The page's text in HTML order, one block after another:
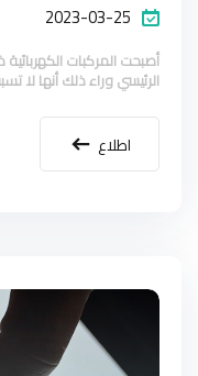
2023-03-25
أصبحت المركبات
الرئيسي وراء ذلك أنها لا
اطلاع